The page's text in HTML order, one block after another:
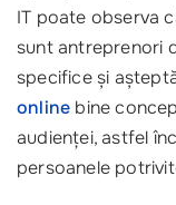
IT poate observa
sunt antreprenori
specifice și
online bine
audienței, astfel
persoanele